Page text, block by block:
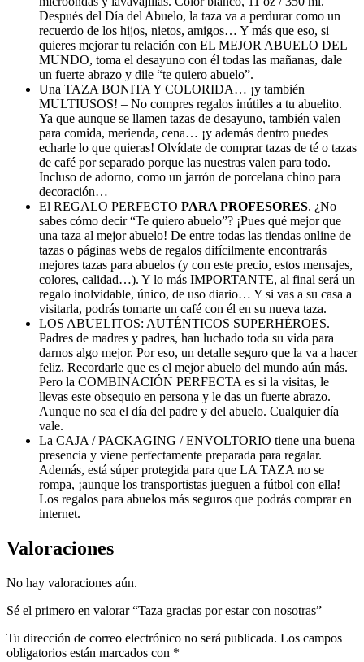
Después del Día del Abuelo, la taza va a perdurar como un
recuerdo de los hijos, nietos, amigos… Y más que eso, si
quieres mejorar tu relación con EL MEJOR ABUELO DEL
MUNDO, toma el desayuno con él todas las mañanas, dale
un fuerte abrazo y dile “te quiero abuelo”.
Una TAZA BONITA Y COLORIDA… ¡y también
MULTIUSOS! – No compres regalos inútiles a tu abuelito.
Ya que aunque se llamen tazas de desayuno, también valen
para comida, merienda, cena… ¡y además dentro puedes
echarle lo que quieras! Olvídate de comprar tazas de té o tazas
de café por separado porque las nuestras valen para todo.
Incluso de adorno, como un jarrón de porcelana chino para
decoración…
El REGALO PERFECTO PARA PROFESORES. ¿No
sabes cómo decir “Te quiero abuelo”? ¡Pues qué mejor que
una taza al mejor abuelo! De entre todas las tiendas online de
tazas o páginas webs de regalos difícilmente encontrarás
mejores tazas para abuelos (y con este precio, estos mensajes,
colores, calidad…). Y lo más IMPORTANTE, al final será un
regalo inolvidable, único, de uso diario… Y si vas a su casa a
visitarla, podrás tomarte un café con él en su nueva taza.
LOS ABUELITOS: AUTÉNTICOS SUPERHÉROES.
Padres de madres y padres, han luchado toda su vida para
darnos algo mejor. Por eso, un detalle seguro que la va a hacer
feliz. Recordarle que es el mejor abuelo del mundo aún más.
Pero la COMBINACIÓN PERFECTA es si la visitas, le
llevas este obsequio en persona y le das un fuerte abrazo.
Aunque no sea el día del padre y del abuelo. Cualquier día
vale.
La CAJA / PACKAGING / ENVOLTORIO tiene una buena
presencia y viene perfectamente preparada para regalar.
Además, está súper protegida para que LA TAZA no se
rompa, ¡aunque los transportistas jueguen a fútbol con ella!
Los regalos para abuelos más seguros que podrás comprar en
internet.
Valoraciones
No hay valoraciones aún.
Sé el primero en valorar “Taza gracias por estar con nosotras”
Tu dirección de correo electrónico no será publicada. Los campos
obligatorios están marcados con *